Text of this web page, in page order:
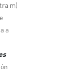
m)
a